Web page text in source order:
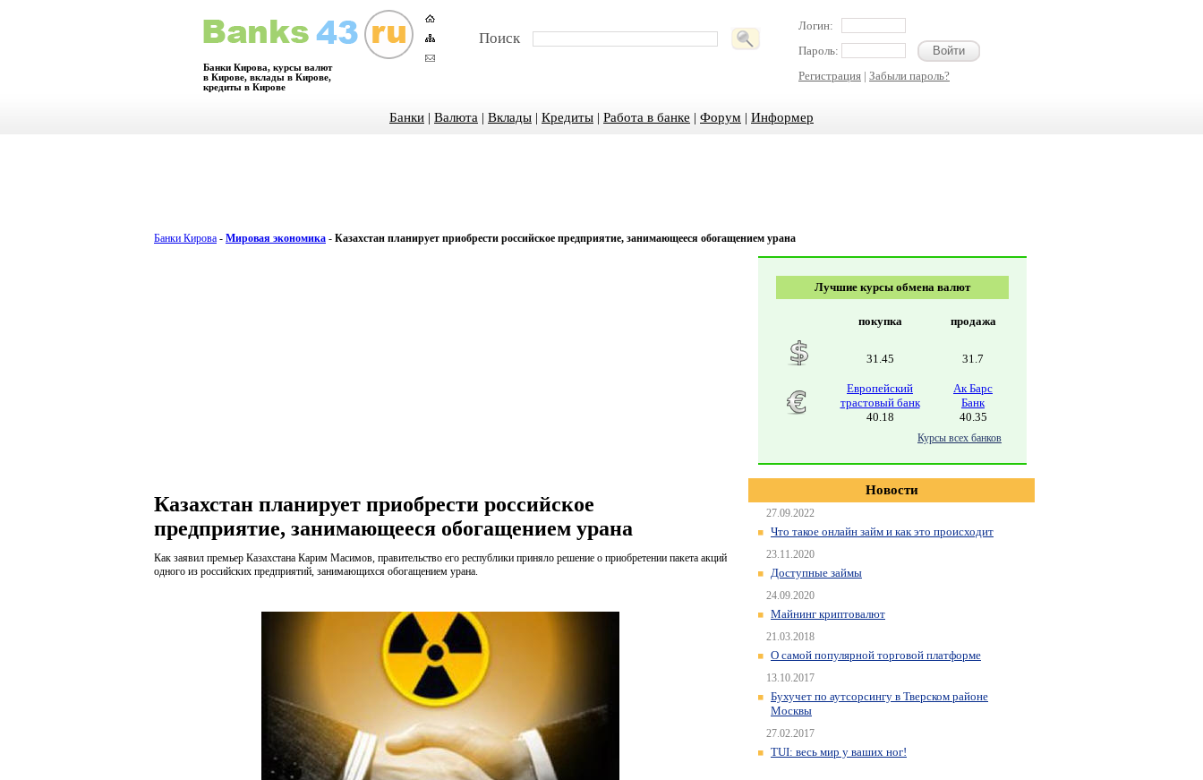
Банки Кирова, курсы валют
в Кирове, вклады в Кирове,
кредиты в Кирове
Поиск
Логин:
Пароль:
Регистрация | Забыли пароль?
Банки | Валюта | Вклады | Кредиты | Работа в банке | Форум | Информер
Банки Кирова - Мировая экономика - Казахстан планирует приобрести российское предприятие, занимающееся обогащением урана
Казахстан планирует приобрести российское
предприятие, занимающееся обогащением урана
Как заявил премьер Казахстана Карим Масимов, правительство его республики приняло решение о приобретении пакета акций
одного из российских предприятий, занимающихся обогащением урана.
Лучшие курсы обмена валют
покупка продажа
31.45 31.7
Европейский
трастовый банк
40.18
Ак Барс
Банк
40.35
Курсы всех банков
Новости
27.09.2022
Что такое онлайн займ и как это происходит
23.11.2020
Доступные займы
24.09.2020
Майнинг криптовалют
21.03.2018
О самой популярной торговой платформе
13.10.2017
Бухучет по аутсорсингу в Тверском районе
Москвы
27.02.2017
TUI: весь мир у ваших ног!